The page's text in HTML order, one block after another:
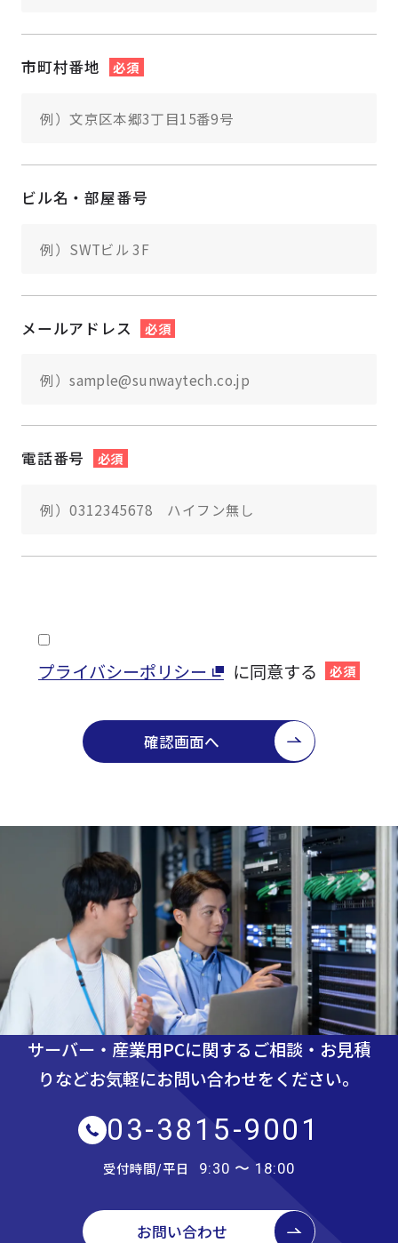
市町村番地 必須
ビル名・部屋番号
メールアドレス 必須
電話番号 必須
プライバシーポリシー に同意する 必須
確認画面へ
サーバー・産業用PCに関するご相談・お見積
りなどお気軽にお問い合わせをください。
03-3815-9001
受付時間/平日 9:30 〜 18:00
お問い合わせ